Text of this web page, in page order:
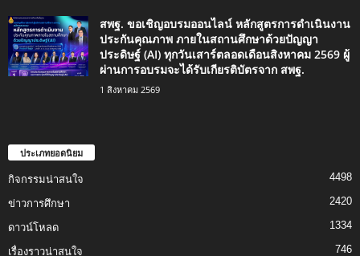
สพฐ. ขอเชิญอบรมออนไลน์ หลักสูตรการดำเนินงาน
ประกันคุณภาพ ภายในสถานศึกษาด้วยปัญญา
ประดิษฐ์ (AI) ทุกวันเสาร์ตลอดเดือนสิงหาคม 2569 ผู้
ผ่านการอบรมจะได้รับเกียรติบัตรจาก สพฐ.
1 สิงหาคม 2569
ประเภทยอดนิยม
กิจกรรมน่าสนใจ 4498
ข่าวการศึกษา 2420
ดาวน์โหลด 1334
เรื่องราวน่าสนใจ 746